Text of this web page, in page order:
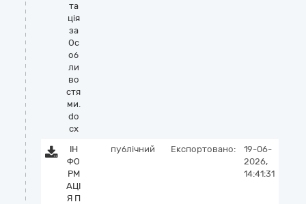
та
ція
за
Ос
об
ли
во
стя
ми.
do
cx
ІН
ФО
РМ
АЦІ
Я П
публічний Експортовано:
19-06-
2026,
14:41:31